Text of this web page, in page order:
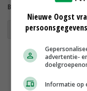
Bekijk meer over:
maisrassenkeuze
Nieuwe Oogst
advertentie-
Informatie op